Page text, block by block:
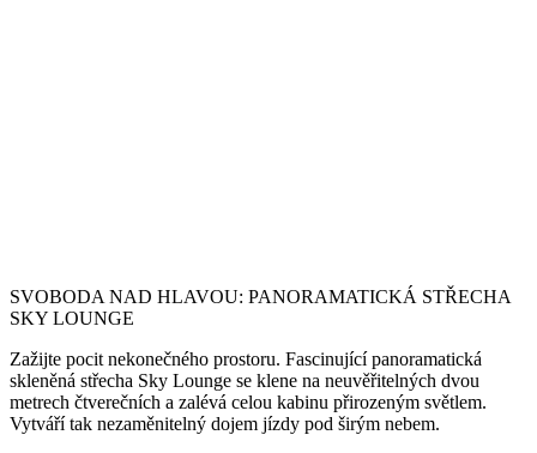
SVOBODA NAD HLAVOU: PANORAMATICKÁ STŘECHA
SKY LOUNGE
Zažijte pocit nekonečného prostoru. Fascinující panoramatická
skleněná střecha Sky Lounge se klene na neuvěřitelných dvou
metrech čtverečních a zalévá celou kabinu přirozeným světlem.
Vytváří tak nezaměnitelný dojem jízdy pod širým nebem.